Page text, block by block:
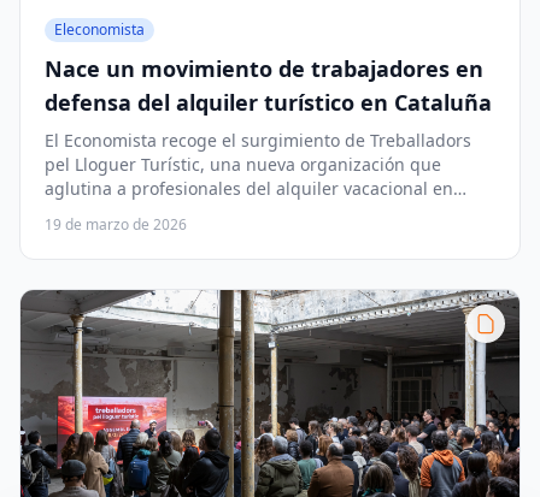
Eleconomista
Nace un movimiento de trabajadores en
defensa del alquiler turístico en Cataluña
El Economista recoge el surgimiento de Treballadors
pel Lloguer Turístic, una nueva organización que
aglutina a profesionales del alquiler vacacional en
Cataluña para defender sus derechos y su actividad.
19 de marzo de 2026